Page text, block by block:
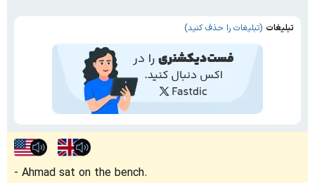
تبلیغات (تبلیغات را حذف کنید)
Ahmad sat on the bench.